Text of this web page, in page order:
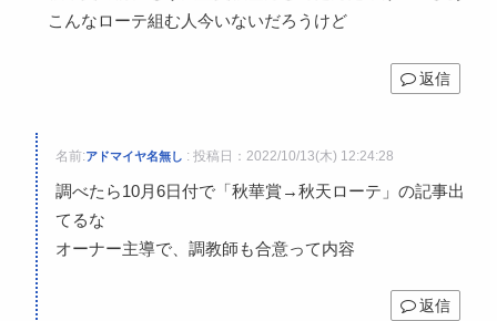
こんなローテ組む人今いないだろうけど
返信
名前:アドマイヤ名無し : 投稿日：2022/10/13(木) 12:24:28
調べたら10月6日付で「秋華賞→秋天ローテ」の記事出
てるな
オーナー主導で、調教師も合意って内容
返信